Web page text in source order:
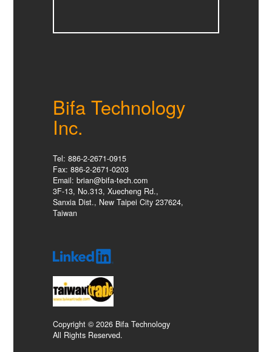
Bifa Technology
Inc.
Tel: 886-2-2671-0915
Fax: 886-2-2671-0203
Email: brian@bifa-tech.com
3F-13, No.313, Xuecheng Rd.,
Sanxia Dist., New Taipei City 237624,
Taiwan
Copyright © 2026 Bifa Technology
All Rights Reserved.